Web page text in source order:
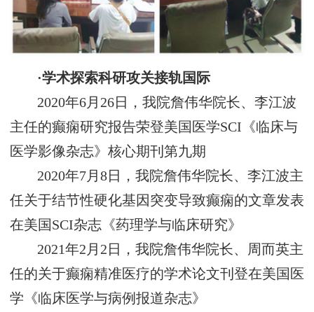
·学术探索科研攻关接轨国际
2020年6月26日，我院詹伟华院长、李江波
主任的癫痫研究报告荣登美国医学SCI《临床与
医学影像杂志》核心期刊第九期
2020年7月8日，我院詹伟华院长、李江波主
任关于结节性硬化基因突变导致癫痫的文章发表
在美国SCI杂志《药理学与临床研究》
2021年2月2日，我院詹伟华院长、周而英主
任的关于癫痫精准医疗的学术论文刊登在美国医
学《临床医学与病例报道杂志》